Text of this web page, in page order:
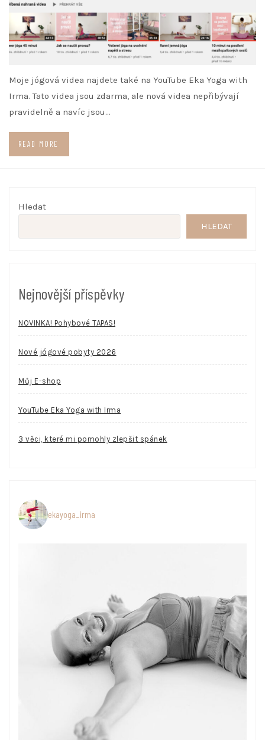
Moje jógová videa najdete také na YouTube Eka Yoga with
Irma. Tato videa jsou zdarma, ale nová videa nepřibývají
pravidelně a navíc jsou…
READ MORE
Hledat
HLEDAT
Nejnovější příspěvky
NOVINKA! Pohybové TAPAS!
Nové jógové pobyty 2026
Můj E-shop
YouTube Eka Yoga with Irma
3 věci, které mi pomohly zlepšit spánek
ekayoga_irma